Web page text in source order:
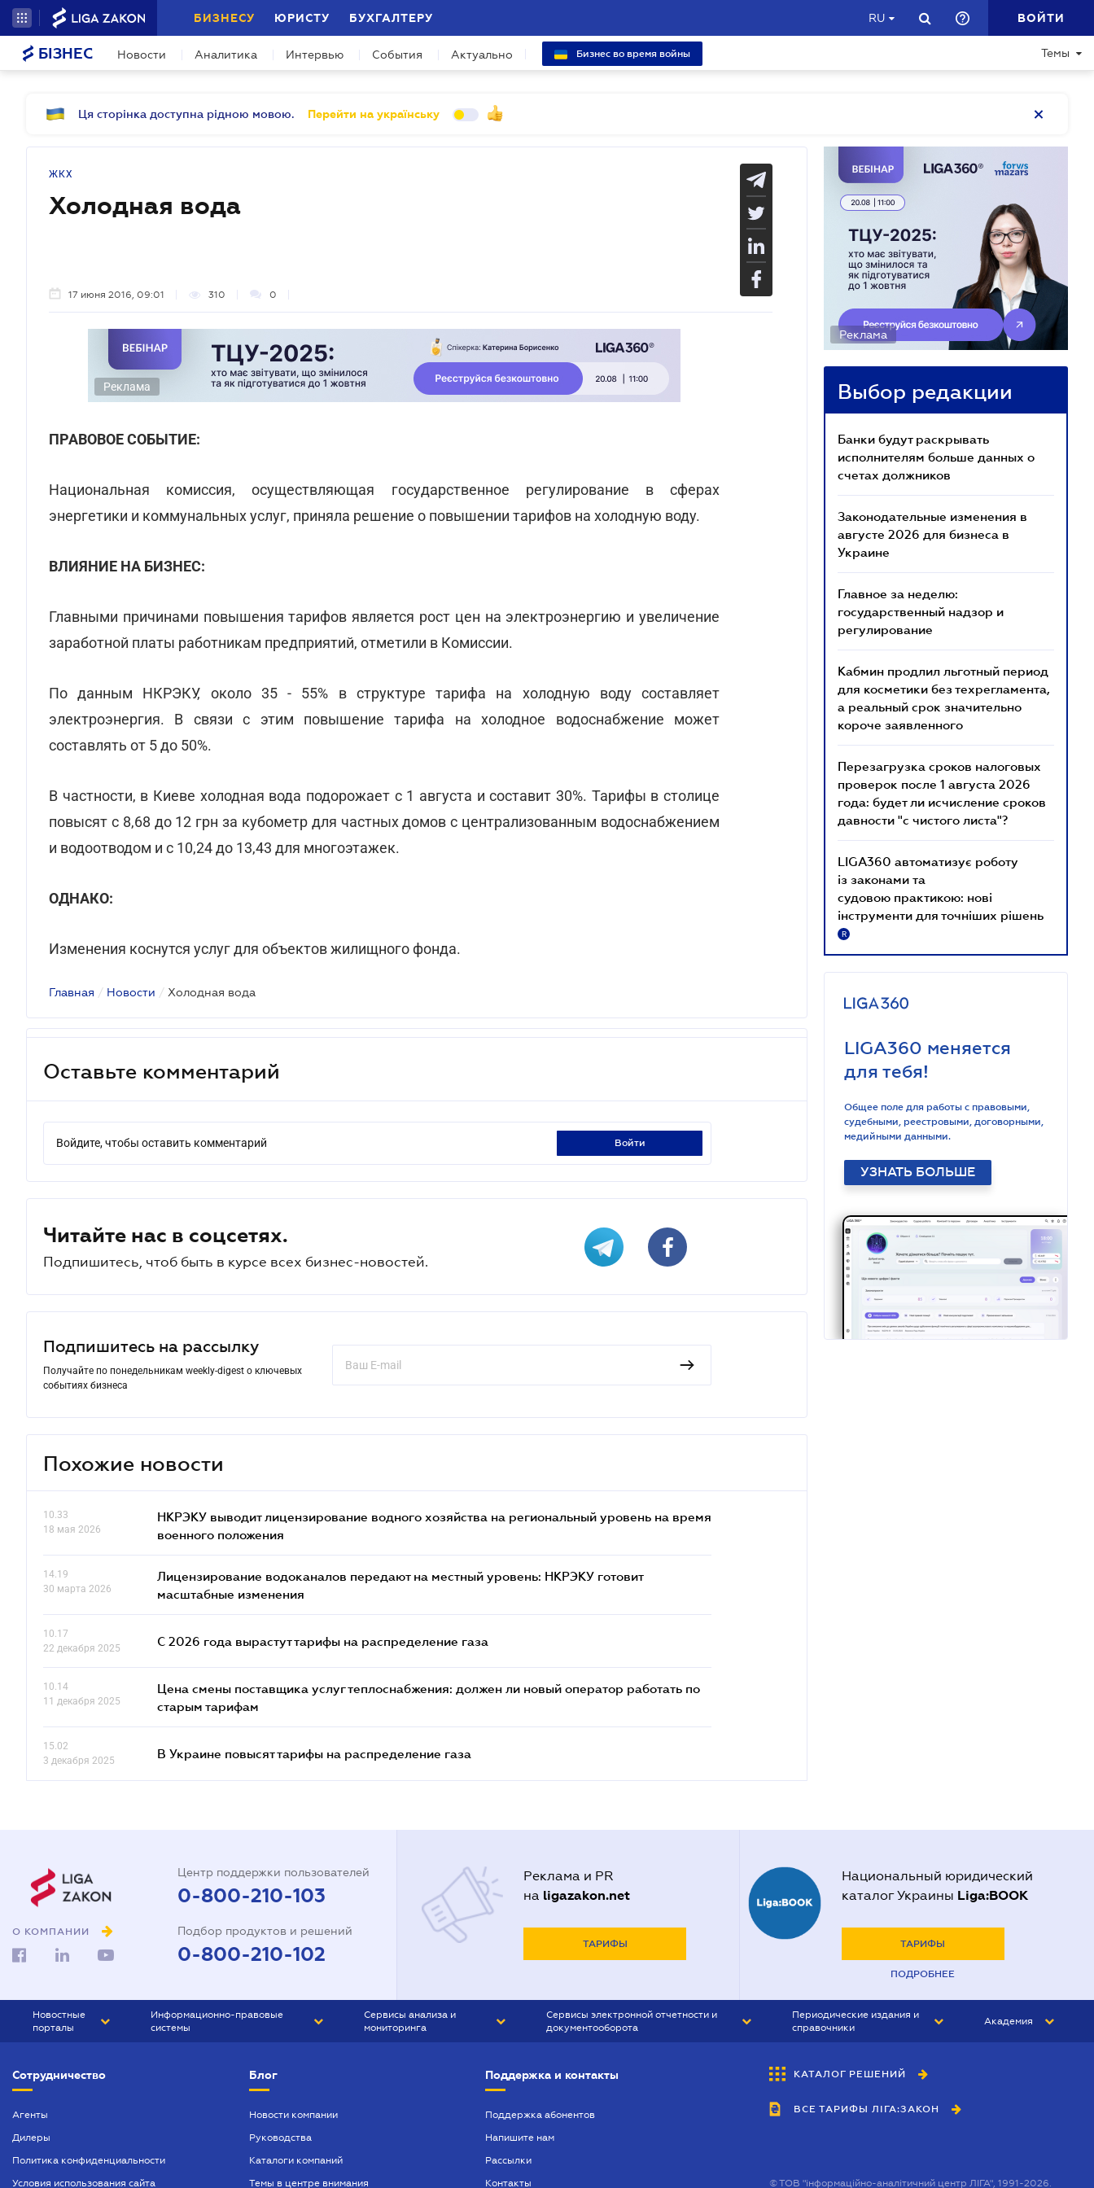
БИЗНЕСУ ЮРИСТУ БУХГАЛТЕРУ RU ВОЙТИ
БІЗНЕС Новости Аналитика Интервью События Актуально Бизнес во время войны Темы
Ця сторінка доступна рідною мовою. Перейти на українську
ЖКХ
Холодная вода
17 июня 2016, 09:01 310 0
Реклама
ПРАВОВОЕ СОБЫТИЕ:
Национальная комиссия, осуществляющая государственное регулирование в сферах
энергетики и коммунальных услуг, приняла решение о повышении тарифов на холодную воду.
ВЛИЯНИЕ НА БИЗНЕС:
Главными причинами повышения тарифов является рост цен на электроэнергию и увеличение
заработной платы работникам предприятий, отметили в Комиссии.
По данным НКРЭКУ, около 35 - 55% в структуре тарифа на холодную воду составляет
электроэнергия. В связи с этим повышение тарифа на холодное водоснабжение может
составлять от 5 до 50%.
В частности, в Киеве холодная вода подорожает с 1 августа и составит 30%. Тарифы в столице
повысят с 8,68 до 12 грн за кубометр для частных домов с централизованным водоснабжением
и водоотводом и с 10,24 до 13,43 для многоэтажек.
ОДНАКО:
Изменения коснутся услуг для объектов жилищного фонда.
Главная / Новости / Холодная вода
Оставьте комментарий
Войдите, чтобы оставить комментарий войти
Читайте нас в соцсетях.
Подпишитесь, чтоб быть в курсе всех бизнес-новостей.
Подпишитесь на рассылку
Получайте по понедельникам weekly-digest о ключевых
событиях бизнеса
Похожие новости
10.33
18 мая 2026
НКРЭКУ выводит лицензирование водного хозяйства на региональный уровень на время
военного положения
14.19
30 марта 2026
Лицензирование водоканалов передают на местный уровень: НКРЭКУ готовит
масштабные изменения
10.17
22 декабря 2025
С 2026 года вырастут тарифы на распределение газа
10.14
11 декабря 2025
Цена смены поставщика услуг теплоснабжения: должен ли новый оператор работать по
старым тарифам
15.02
3 декабря 2025
В Украине повысят тарифы на распределение газа
Реклама
Выбор редакции
Банки будут раскрывать
исполнителям больше данных о
счетах должников
Законодательные изменения в
августе 2026 для бизнеса в
Украине
Главное за неделю:
государственный надзор и
регулирование
Кабмин продлил льготный период
для косметики без техрегламента,
а реальный срок значительно
короче заявленного
Перезагрузка сроков налоговых
проверок после 1 августа 2026
года: будет ли исчисление сроков
давности "с чистого листа"?
LIGA360 автоматизує роботу
із законами та
судовою практикою: нові
інструменти для точніших рішень
R
LIGA360 меняется
для тебя!
Общее поле для работы с правовыми,
судебными, реестровыми, договорными,
медийными данными.
УЗНАТЬ БОЛЬШЕ
О КОМПАНИИ
Центр поддержки пользователей
0-800-210-103
Подбор продуктов и решений
0-800-210-102
Реклама и PR
на ligazakon.net
ТАРИФЫ
Национальный юридический
каталог Украины Liga:BOOK
ТАРИФЫ
ПОДРОБНЕЕ
Новостные
порталы
БИЗНЕС
Информационно-правовые
системы
БУХГАЛТЕР ПРОФ
ЮРИСТ ПРОФ
Сервисы анализа и
мониторинга
Сервисы электронной отчетности и
документооборота
Периодические издания и
справочники
БУХГАЛТЕР&ЗАКОН
ВЕСТНИК МСФО
Академия
Сотрудничество
Агенты
Дилеры
Политика конфиденциальности
Условия использования сайта
Блог
Новости компании
Руководства
Каталоги компаний
Темы в центре внимания
Поддержка и контакты
Поддержка абонентов
Напишите нам
Рассылки
Контакты
КАТАЛОГ РЕШЕНИЙ
ВСЕ ТАРИФЫ ЛІГА:ЗАКОН
©ТОВ "інформаційно-аналітичний центр ЛІГА", 1991-2026.